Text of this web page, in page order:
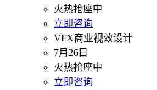
火热抢座中
立即咨询
VFX商业视效设计
7月26日
火热抢座中
立即咨询